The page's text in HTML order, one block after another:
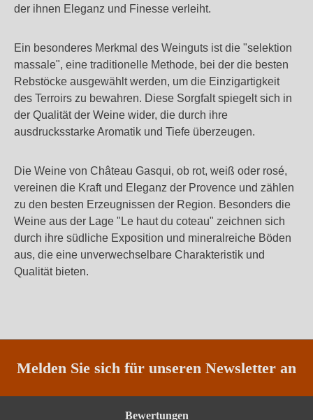
der ihnen Eleganz und Finesse verleiht.
Ein besonderes Merkmal des Weinguts ist die "selektion
massale", eine traditionelle Methode, bei der die besten
Rebstöcke ausgewählt werden, um die Einzigartigkeit
des Terroirs zu bewahren. Diese Sorgfalt spiegelt sich in
der Qualität der Weine wider, die durch ihre
ausdrucksstarke Aromatik und Tiefe überzeugen.
Die Weine von Château Gasqui, ob rot, weiß oder rosé,
vereinen die Kraft und Eleganz der Provence und zählen
zu den besten Erzeugnissen der Region. Besonders die
Weine aus der Lage "Le haut du coteau" zeichnen sich
durch ihre südliche Exposition und mineralreiche Böden
aus, die eine unverwechselbare Charakteristik und
Qualität bieten.
Melden Sie sich für unseren Newsletter an
Bewertungen